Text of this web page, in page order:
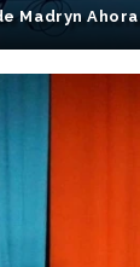
Madryn Ahora